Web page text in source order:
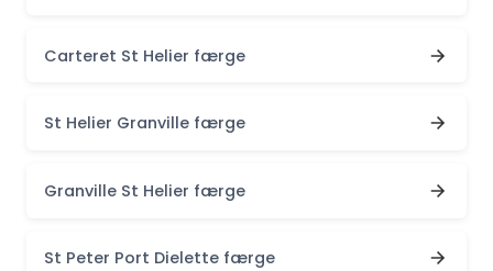
Carteret St Helier færge
St Helier Granville færge
Granville St Helier færge
St Peter Port Dielette færge